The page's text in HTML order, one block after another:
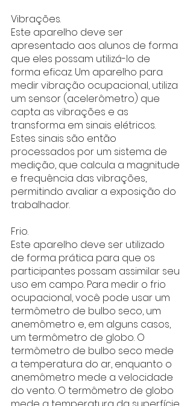
Vibrações.
Este aparelho deve ser
apresentado aos alunos de forma
que eles possam utilizá-lo de
forma eficaz. Um aparelho para
medir vibração ocupacional, utiliza
um sensor (acelerômetro) que
capta as vibrações e as
transforma em sinais elétricos.
Estes sinais são então
processados por um sistema de
medição, que calcula a magnitude
e frequência das vibrações,
permitindo avaliar a exposição do
trabalhador.
Frio.
Este aparelho deve ser utilizado
de forma prática para que os
participantes possam assimilar seu
uso em campo. Para medir o frio
ocupacional, você pode usar um
termômetro de bulbo seco, um
anemômetro e, em alguns casos,
um termômetro de globo. O
termômetro de bulbo seco mede
a temperatura do ar, enquanto o
anemômetro mede a velocidade
do vento. O termômetro de globo